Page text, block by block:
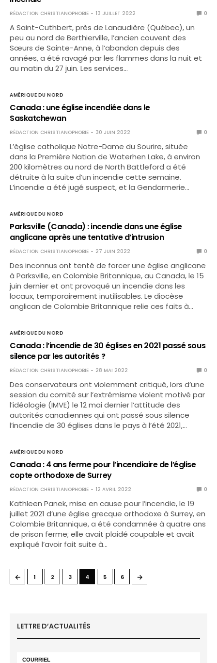
RÉDACTION CHRISTIANOPHOBIE 13 JUILLET 2022 0
A Saint-Cuthbert, près de Lanaudière (Québec), un
peu au nord de Berthierville, l’ancien couvent des
Sœurs de Sainte-Anne, à l’abandon depuis des
années, a été ravagé par les flammes dans la nuit et
au matin du 27 juin. Les services…
AMÉRIQUE DU NORD
Canada : une église incendiée dans le
Saskatchewan
RÉDACTION CHRISTIANOPHOBIE 30 JUIN 2022 0
L’église catholique Notre-Dame du Sourire, située
dans la Première Nation de Waterhen Lake, à environ
200 kilomètres au nord de North Battleford a été
détruite à la suite d’un incendie cette semaine.
L’incendie a été jugé suspect, et la Gendarmerie…
AMÉRIQUE DU NORD
Parksville (Canada) : incendie dans une église
anglicane après une tentative d’intrusion
RÉDACTION CHRISTIANOPHOBIE 27 JUIN 2022 0
Des inconnus ont tenté de forcer une église anglicane
à Parksville, en Colombie Britannique, au Canada, le 15
juin dernier et ont provoqué un incendie dans les
locaux, temporairement inutilisables. Le diocèse
anglican de Colombie Britannique relie ces faits à…
AMÉRIQUE DU NORD
Canada : l’incendie de 30 églises en 2021 passé sous
silence par les autorités ?
RÉDACTION CHRISTIANOPHOBIE 28 MAI 2022 0
Des conservateurs ont violemment critiqué, lors d’une
session du comité sur l’extrémisme violent motivé par
l’idéologie (IMVE) le 12 mai dernier l’attitude des
autorités canadiennes qui ont passé sous silence
l’incendie de 30 églises dans le pays à l’été 2021,…
AMÉRIQUE DU NORD
Canada : 4 ans ferme pour l’incendiaire de l’église
copte orthodoxe de Surrey
RÉDACTION CHRISTIANOPHOBIE 12 AVRIL 2022 0
Kathleen Panek, mise en cause pour l’incendie, le 19
juillet 2021 d’une église grecque orthodoxe à Surrey, en
Colombie Britannique, a été condamnée à quatre ans
de prison ferme; elle avait plaidé coupable et avait
expliqué l’avoir fait suite à…
← 1 2 3 4 5 6 →
LETTRE D’ACTUALITÉS
COURRIEL